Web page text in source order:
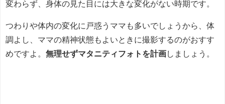
変わらず、身体の見た目には大きな変化がない時期です。
つわりや体内の変化に戸惑うママも多いでしょうから、体
調よし、ママの精神状態もよいときに撮影するのがおすす
めですよ。 無理せずマタニティフォトを計画しましょう。